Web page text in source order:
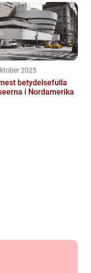
2025
betydelsefulla
i Nordamerika